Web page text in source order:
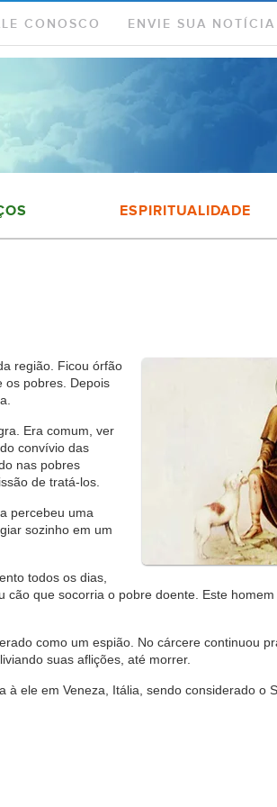
CONOSCO ENVIE SUA NOTÍCIA
ESPIRITUALIDADE
região. Ficou órfão
os pobres. Depois
Era comum, ver
convívio das
nas pobres
de tratá-los.
percebeu uma
sozinho em um
todos os dias,
que socorria o pobre doente. Este
como um espião. No cárcere continuou
suas aflições, até morrer.
ele em Veneza, Itália, sendo considerado o